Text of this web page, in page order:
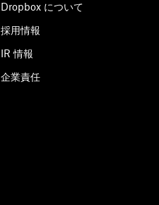
Dropbox について
採用情報
IR 情報
企業責任